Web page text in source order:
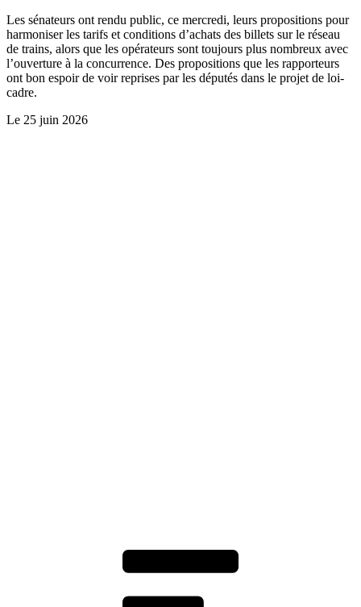
Les sénateurs ont rendu public, ce mercredi, leurs propositions pour
harmoniser les tarifs et conditions d’achats des billets sur le réseau
de trains, alors que les opérateurs sont toujours plus nombreux avec
l’ouverture à la concurrence. Des propositions que les rapporteurs
ont bon espoir de voir reprises par les députés dans le projet de loi-
cadre.
Le 25 juin 2026